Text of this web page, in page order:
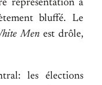
représentation à
bluffé. Le
Men est drôle,
les élections